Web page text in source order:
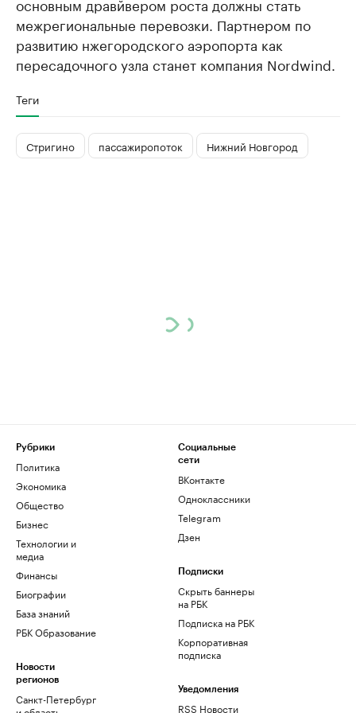
межрегиональные перевозки. Партнером по
развитию нжегородского аэропорта как
пересадочного узла станет компания Nordwind.
Теги
Стригино пассажиропоток Нижний Новгород
Рубрики
Политика
Экономика
Общество
Бизнес
Технологии и
медиа
Финансы
Биографии
База знаний
РБК Образование
Новости
регионов
Санкт-Петербург
Социальные
сети
ВКонтакте
Одноклассники
Telegram
Дзен
Подписки
Скрыть баннеры
на РБК
Подписка на РБК
Корпоративная
подписка
Уведомления
RSS Новости